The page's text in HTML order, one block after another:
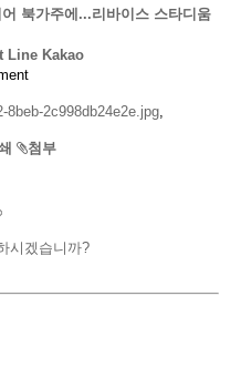
북가주에...리바이스 스타디움
Line Kakao
8beb-2c998db24e2e.jpg,
첨부
시겠습니까?